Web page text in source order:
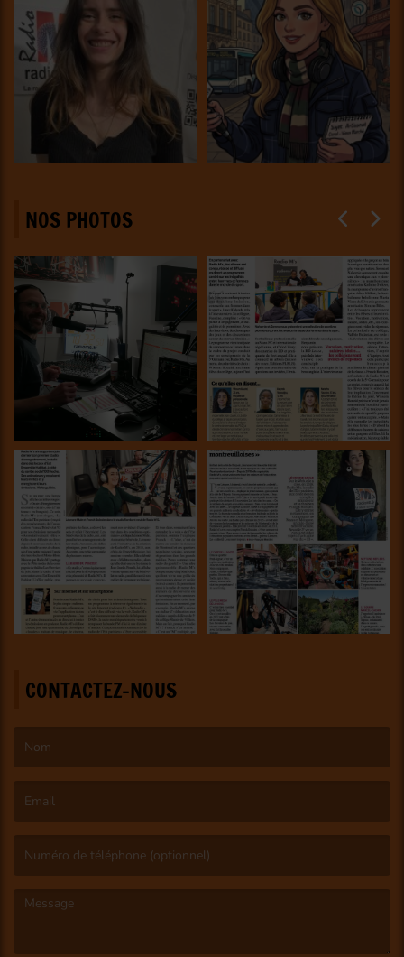
NOS PHOTOS
CONTACTEZ-NOUS